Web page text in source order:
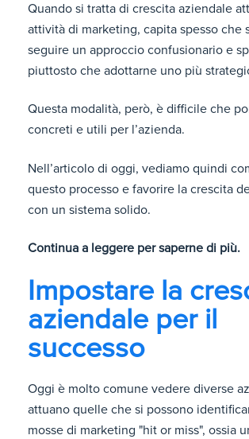
Quando si tratta di crescita aziendale
attività di marketing, capita spesso che
seguire un approccio confusionario e
piuttosto che adottarne uno più
Questa modalità, però, è difficile che
concreti e utili per l’azienda.
Nell’articolo di oggi, vediamo quindi
questo processo e favorire la crescita
con un sistema solido.
Continua a leggere per saperne di più.
Impostare la
aziendale per il
successo
Oggi è molto comune vedere diverse
attuano quelle che si possono
mosse di marketing "hit or miss", ossia